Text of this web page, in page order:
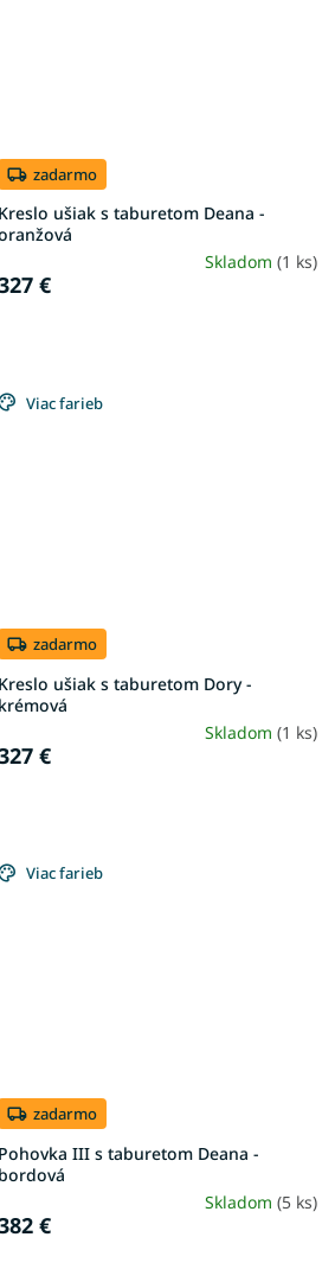
zadarmo
Kreslo ušiak s taburetom Deana -
Skladom(1 ks)
€
Viac farieb
zadarmo
Kreslo ušiak s taburetom Dory -
krémová
Skladom(1 ks)
€
Viac farieb
zadarmo
Pohovka III s taburetom Deana -
bordová
Skladom(5 ks)
€